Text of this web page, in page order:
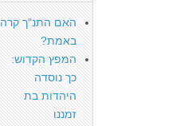
האם התנ"ך קרה
באמת?
המפץ הקדוש:
כך נוסדה
היהדות בת
זמננו